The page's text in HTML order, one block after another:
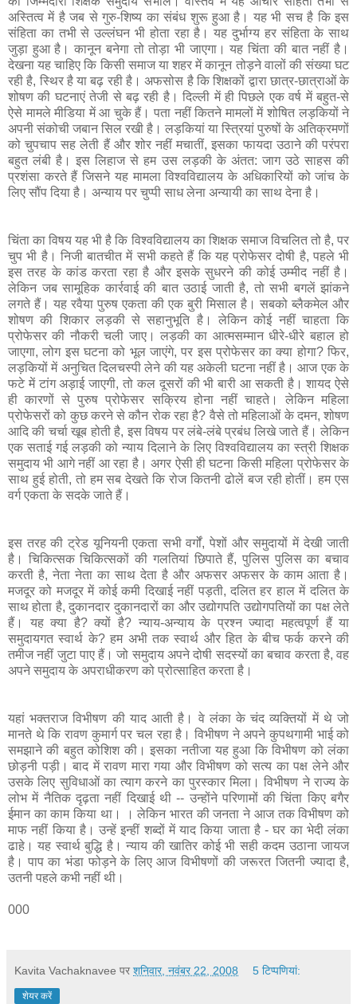
अस्तित्व में है जब से गुरु-शिष्य का संबंध शुरू हुआ है। यह भी सच है कि इस
संहिता का तभी से उल्लंघन भी होता रहा है। यह दुर्भाग्य हर संहिता के साथ
जुड़ा हुआ है। कानून बनेगा तो तोड़ा भी जाएगा। यह चिंता की बात नहीं है।
देखना यह चाहिए कि किसी समाज या शहर में कानून तोड़ने वालों की संख्या घट
रही है, स्थिर है या बढ़ रही है। अफसोस है कि शिक्षकों द्वारा छात्र-छात्राओं के
शोषण की घटनाएं तेजी से बढ़ रही है। दिल्ली में ही पिछले एक वर्ष में बहुत-से
ऐसे मामले मीडिया में आ चुके हैं। पता नहीं कितने मामलों में शोषित लड़कियों ने
अपनी संकोची जबान सिल रखी है। लड़कियां या स्त्रियां पुरुषों के अतिक्रमणों
को चुपचाप सह लेती हैं और शोर नहीं मचातीं,इसका फायदा उठाने की परंपरा
बहुत लंबी है। इस लिहाज से हम उस लड़की के अंतत: जाग उठे साहस की
प्रशंसा करते हैं जिसने यह मामला विश्वविद्यालय के अधिकारियों को जांच के
लिए सौंप दिया है। अन्याय पर चुप्पी साध लेना अन्यायी का साथ देना है।
चिंता का विषय यह भी है कि विश्वविद्यालय का शिक्षक समाज विचलित तो है,पर
चुप भी है। निजी बातचीत में सभी कहते हैं कि यह प्रोफेसर दोषी है, पहले भी
इस तरह के कांड करता रहा है और इसके सुधरने की कोई उम्मीद नहीं है।
लेकिन जब सामूहिक कार्रवाई की बात उठाई जाती है, तो सभी बगलें झांकने
लगते हैं। यह रवैया पुरुष एकता की एक बुरी मिसाल है। सबको ब्लैकमेल और
शोषण की शिकार लड़की से सहानुभूति है। लेकिन कोई नहीं चाहता कि
प्रोफेसर की नौकरी चली जाए। लड़की का आत्मसम्मान धीरे-धीरे बहाल हो
जाएगा,लोग इस घटना को भूल जाएंगे,पर इस प्रोफेसर का क्या होगा?फिर,
लड़कियों में अनुचित दिलचस्पी लेने की यह अकेली घटना नहीं है। आज एक के
फटे में टांग अड़ाई जाएगी,तो कल दूसरों की भी बारी आ सकती है। शायद ऐसे
ही कारणों से पुरुष प्रोफेसर सक्रिय होना नहीं चाहते। लेकिन महिला
प्रोफेसरों को कुछ करने से कौन रोक रहा है? वैसे तो महिलाओं के दमन,शोषण
आदि की चर्चा खूब होती है, इस विषय पर लंबे-लंबे प्रबंध लिखे जाते हैं। लेकिन
एक सताई गई लड़की को न्याय दिलाने के लिए विश्वविद्यालय का स्त्री शिक्षक
समुदाय भी आगे नहीं आ रहा है। अगर ऐसी ही घटना किसी महिला प्रोफेसर के
साथ हुई होती, तो हम सब देखते कि रोज कितनी ढोलें बज रही होतीं। हम एस
वर्ग एकता के सदके जाते हैं।
इस तरह की ट्रेड यूनियनी एकता सभी वर्गों, पेशों और समुदायों में देखी जाती
है।
चिकित्सक चिकित्सकों की गलतियां छिपाते हैं, पुलिस पुलिस का बचाव
करती है, नेता नेता का साथ देता है और अफसर अफसर के काम आता है।
मजदूर को मजदूर में कोई कमी दिखाई नहीं पड़ती, दलित हर हाल में दलित के
साथ होता है,दुकानदार दुकानदारों का और उद्योगपति उद्योगपतियों का पक्ष लेते
हैं।
यह क्या है?क्यों है? न्याय-अन्याय के प्रश्न ज्यादा महत्वपूर्ण हैं या
समुदायगत स्वार्थ के?हम अभी तक स्वार्थ और हित के बीच फर्क करने की
तमीज नहीं जुटा पाए हैं। जो समुदाय अपने दोषी सदस्यों का बचाव करता है,वह
अपने समुदाय के अपराधीकरण को प्रोत्साहित करता है।
यहां भक्तराज विभीषण की याद आती है। वे लंका के चंद व्यक्तियों में थे जो
मानते थे कि रावण कुमार्ग पर चल रहा है। विभीषण ने अपने कुपथगामी भाई को
समझाने की बहुत कोशिश की। इसका नतीजा यह हुआ कि विभीषण को लंका
छोड़नी पड़ी। बाद में रावण मारा गया और विभीषण को सत्य का पक्ष लेने और
उसके लिए सुविधाओं का त्याग करने का पुरस्कार मिला। विभीषण ने राज्य के
लोभ में नैतिक दृढ़ता नहीं दिखाई थी-- उन्होंने परिणामों की चिंता किए बगैर
ईमान का काम किया था। । लेकिन भारत की जनता ने आज तक विभीषण को
माफ नहीं किया है। उन्हें इन्हीं शब्दों में याद किया जाता है-घर का भेदी लंका
ढाहे। यह स्वार्थ बुद्धि है। न्याय की खातिर कोई भी सही कदम उठाना जायज
है। पाप का भंडा फोड़ने के लिए आज विभीषणों की जरूरत जितनी ज्यादा है,
उतनी पहले कभी नहीं थी।
000
Kavita Vachaknavee पर शनिवार, नवंबर 22, 2008 5 टिप्‍पणियां:
शेयर करें